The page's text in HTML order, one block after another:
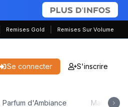
PLUS D'INFOS
Remises Gold Remises Sur Volume
Se connecter S'inscrire
Parfum d'Ambiance Maison &